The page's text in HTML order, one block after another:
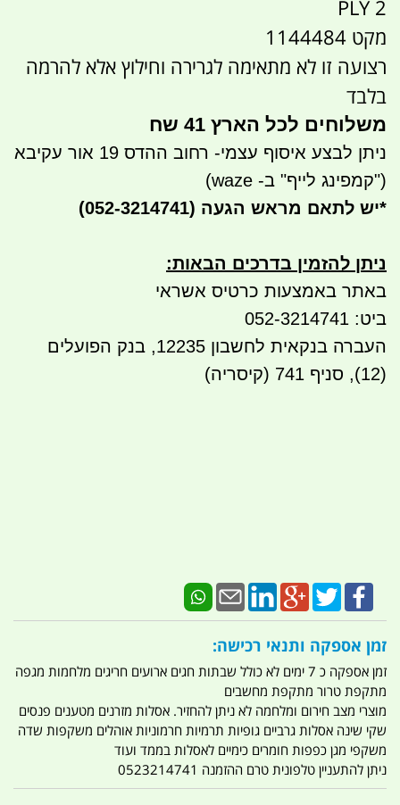
2 PLY
מקט 1144484
רצועה זו לא מתאימה לגרירה וחילוץ אלא להרמה
בלבד
משלוחים לכל הארץ 41 שח
ניתן לבצע איסוף עצמי- רחוב ההדס 19 אור עקיבא
("קמפינג לייף" ב- waze)
*יש לתאם מראש הגעה (052-3214741)
ניתן להזמין בדרכים הבאות:
באתר באמצעות כרטיס אשראי
ביט: 052-3214741
העברה בנקאית לחשבון 12235, בנק הפועלים
(12), סניף 741 (קיסריה)
זמן אספקה ותנאי רכישה:
זמן אספקה כ 7 ימים לא כולל שבתות חגים ארועים חריגים מלחמות מגפה
מתקפת טרור מתקפת מחשבים
מוצרי מצב חירום ומלחמה לא ניתן להחזיר. אסלות מזרנים מטענים פנסים
שקי שינה אסלות גרביים גופיות תרמיות חרמוניות אוהלים משקפות שדה
משקפי מגן כפפות חומרים כימיים לאסלות בממד ועוד
ניתן להתעניין טלפונית טרם ההזמנה 0523214741